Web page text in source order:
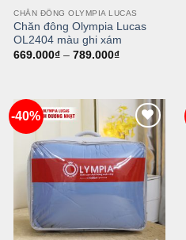
CHĂN ĐÔNG OLYMPIA LUCAS
Chăn đông Olympia Lucas
OL2404 màu ghi xám
669.000₫ – 789.000₫
-40%
Add
to
wishlist